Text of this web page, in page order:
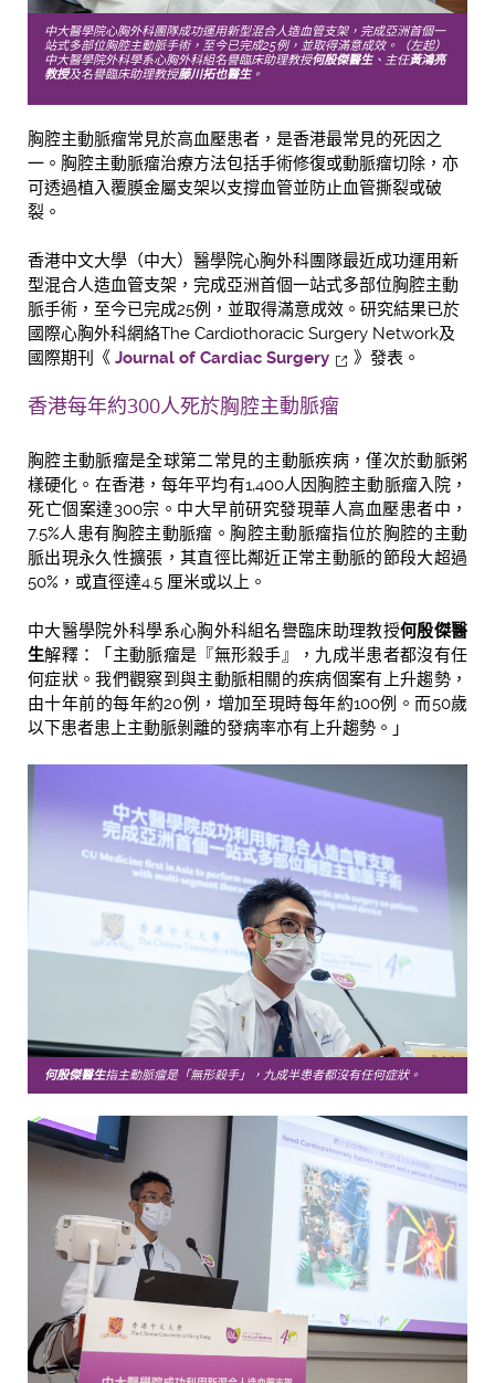
中大醫學院心胸外科團隊成功運用新型混合人造血管支架，完成亞洲首個一
站式多部位胸腔主動脈手術，至今已完成25例，並取得滿意成效。（左起）
中大醫學院外科學系心胸外科組名譽臨床助理教授何殷傑醫生、主任黃鴻亮
教授及名譽臨床助理教授藤川拓也醫生。
胸腔主動脈瘤常見於高血壓患者，是香港最常見的死因之
一。胸腔主動脈瘤治療方法包括手術修復或動脈瘤切除，亦
可透過植入覆膜金屬支架以支撐血管並防止血管撕裂或破
裂。
香港中文大學（中大）醫學院心胸外科團隊最近成功運用新
型混合人造血管支架，完成亞洲首個一站式多部位胸腔主動
脈手術，至今已完成25例，並取得滿意成效。研究結果已於
國際心胸外科網絡The Cardiothoracic Surgery Network及
國際期刊《 Journal of Cardiac Surgery 》發表。
香港每年約300人死於胸腔主動脈瘤
胸腔主動脈瘤是全球第二常見的主動脈疾病，僅次於動脈粥
樣硬化。在香港，每年平均有1,400人因胸腔主動脈瘤入院，
死亡個案達300宗。中大早前研究發現華人高血壓患者中，
7.5%人患有胸腔主動脈瘤。胸腔主動脈瘤指位於胸腔的主動
脈出現永久性擴張，其直徑比鄰近正常主動脈的節段大超過
50%，或直徑達4.5 厘米或以上。
中大醫學院外科學系心胸外科組名譽臨床助理教授何殷傑醫
生解釋：「主動脈瘤是『無形殺手』，九成半患者都沒有任
何症狀。我們觀察到與主動脈相關的疾病個案有上升趨勢，
由十年前的每年約20例，增加至現時每年約100例。而50歲
以下患者患上主動脈剝離的發病率亦有上升趨勢。」
何殷傑醫生指主動脈瘤是「無形殺手」，九成半患者都沒有任何症狀。